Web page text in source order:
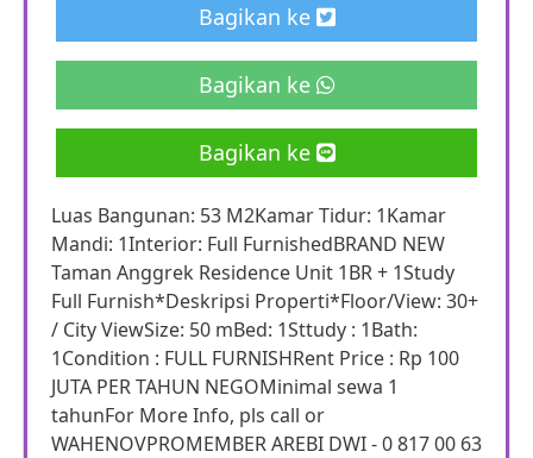
Bagikan ke
Bagikan ke
Bagikan ke
Luas Bangunan: 53 M2Kamar Tidur: 1Kamar
Mandi: 1Interior: Full FurnishedBRAND NEW
Taman Anggrek Residence Unit 1BR + 1Study
Full Furnish*Deskripsi Properti*Floor/View: 30+
/ City ViewSize: 50 mBed: 1Sttudy : 1Bath:
1Condition : FULL FURNISHRent Price : Rp 100
JUTA PER TAHUN NEGOMinimal sewa 1
tahunFor More Info, pls call or
WAHENOVPROMEMBER AREBI DWI - 0 817 00 63